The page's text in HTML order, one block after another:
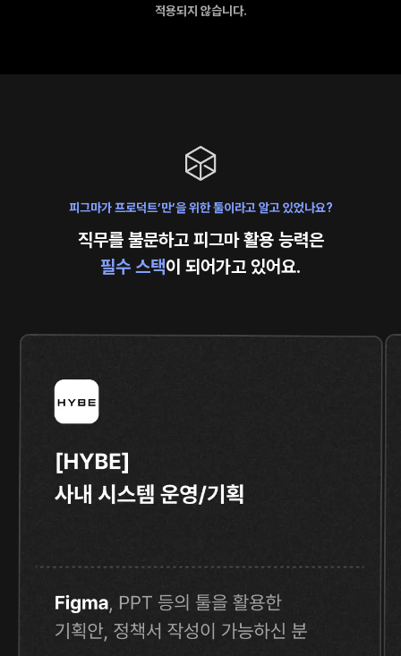
적용되지 않습니다.
피그마가 프로덕트’만’을 위한 툴이라고 알고 있었나요?
직무를 불문하고 피그마 활용 능력은
필수 스택이 되어가고 있어요.